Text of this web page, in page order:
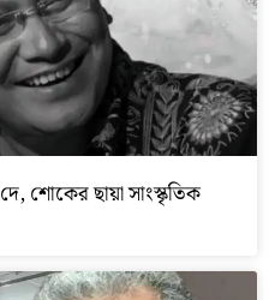
শোকের ছায়া সাংস্কৃতিক